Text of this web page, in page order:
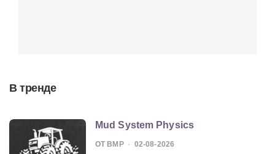
В тренде
Mud System Physics
ОТ BMP 02-08-2026